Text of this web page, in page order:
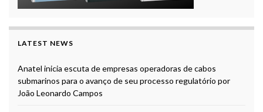
LATEST NEWS
Anatel inicia escuta de empresas operadoras de cabos
submarinos para o avanço de seu processo regulatório por
João Leonardo Campos